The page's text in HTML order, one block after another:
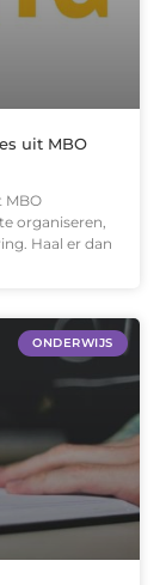
uit MBO
MBO
organiseren,
Haal er dan
ONDERWIJS